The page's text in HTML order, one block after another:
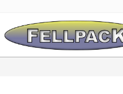
content